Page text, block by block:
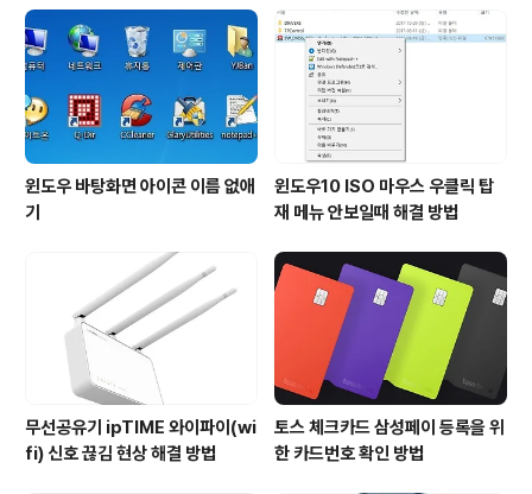
는 내용이 없더군요. 그래서 임시로 달아 놓고 하루 이틀 고
민을 좀 했더니 제 나름대로 해결책을 찾아 냈습니다. 제가
검색으로 찾아본 공유버튼 다는 방법을 읽어 보면 페이스
윈도우 바탕화면 아이콘 이름 없애
기
윈도우10 ISO 마우스 우클릭 탑
재 메뉴 안보일때 해결 방법
무선공유기 ipTIME 와이파이(wi
fi) 신호 끊김 현상 해결 방법
토스 체크카드 삼성페이 등록을 위
한 카드번호 확인 방법